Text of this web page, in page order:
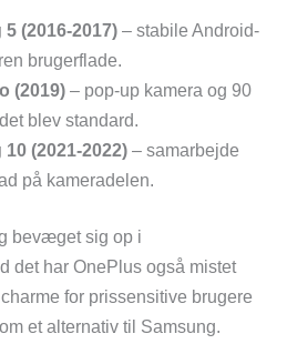
(2016-2017) – stabile Android-
brugerflade.
(2019) – pop-up kamera og 90
blev standard.
(2021-2022) – samarbejde
på kameradelen.
bevæget sig op i
det har OnePlus også mistet
for prissensitive brugere
et alternativ til Samsung.